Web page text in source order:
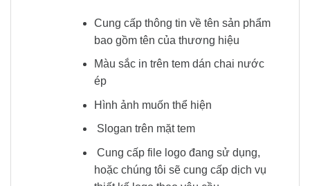
Cung cấp thông tin về tên sản phẩm
bao gồm tên của thương hiệu
Màu sắc in trên tem dán chai nước
ép
Hình ảnh muốn thể hiện
Slogan trên mặt tem
Cung cấp file logo đang sử dụng,
hoặc chúng tôi sẽ cung cấp dịch vụ